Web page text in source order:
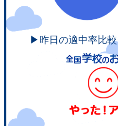
▶昨日の適中率比較